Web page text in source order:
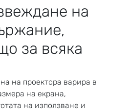
на
за всяка
на проектора варира в
на екрана,
на използване и